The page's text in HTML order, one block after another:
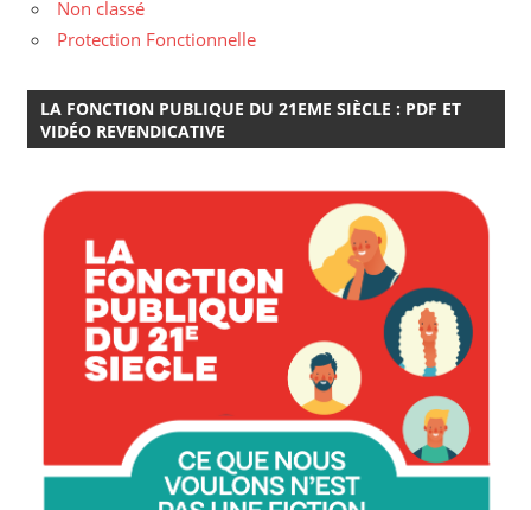
Non classé
Protection Fonctionnelle
LA FONCTION PUBLIQUE DU 21EME SIÈCLE : PDF ET
VIDÉO REVENDICATIVE